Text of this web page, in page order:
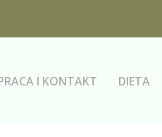
I KONTAKT DIETA